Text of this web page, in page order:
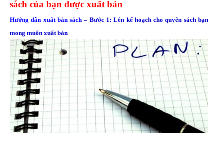
sách của bạn được xuất bản
Hướng dẫn xuất bản sách – Bước 1: Lên kế hoạch cho quyển sách bạn
mong muốn xuất bản